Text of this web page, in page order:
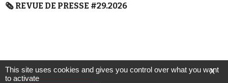
🗞️ REVUE DE PRESSE #29.2026
X
This site uses cookies and gives you control over what you want
to activate